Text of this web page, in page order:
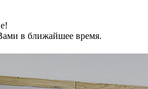
в ближайшее время.